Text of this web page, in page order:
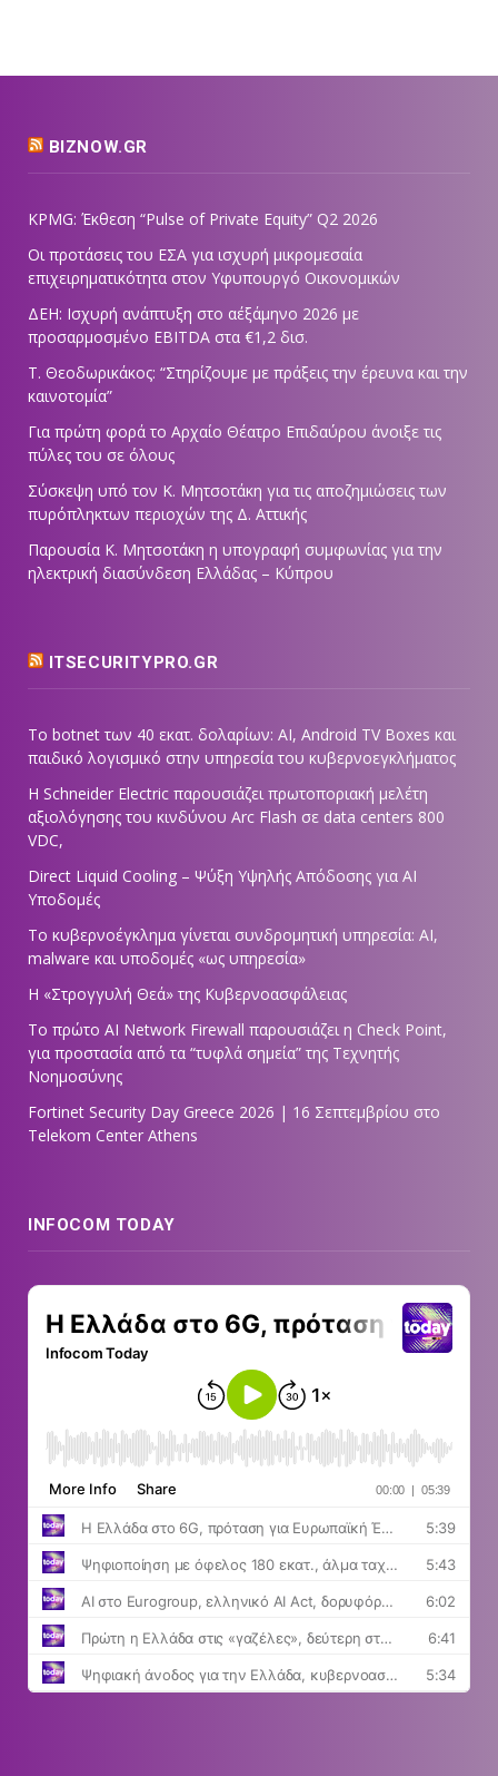
BIZNOW.GR
KPMG: Έκθεση “Pulse of Private Equity” Q2 2026
Οι προτάσεις του ΕΣΑ για ισχυρή μικρομεσαία
επιχειρηματικότητα στον Υφυπουργό Οικονομικών
ΔΕΗ: Ισχυρή ανάπτυξη στο α΄εξάμηνο 2026 με
προσαρμοσμένο EBITDA στα €1,2 δισ.
Τ. Θεοδωρικάκος: “Στηρίζουμε με πράξεις την έρευνα και την
καινοτομία”
Για πρώτη φορά το Αρχαίο Θέατρο Επιδαύρου άνοιξε τις
πύλες του σε όλους
Σύσκεψη υπό τον Κ. Μητσοτάκη για τις αποζημιώσεις των
πυρόπληκτων περιοχών της Δ. Αττικής
Παρουσία Κ. Μητσοτάκη η υπογραφή συμφωνίας για την
ηλεκτρική διασύνδεση Ελλάδας – Κύπρου
ITSECURITYPRO.GR
Το botnet των 40 εκατ. δολαρίων: AI, Android TV Boxes και
παιδικό λογισμικό στην υπηρεσία του κυβερνοεγκλήματος
Η Schneider Electric παρουσιάζει πρωτοποριακή μελέτη
αξιολόγησης του κινδύνου Arc Flash σε data centers 800
VDC,
Direct Liquid Cooling – Ψύξη Υψηλής Απόδοσης για AI
Υποδομές
Το κυβερνοέγκλημα γίνεται συνδρομητική υπηρεσία: AI,
malware και υποδομές «ως υπηρεσία»
Η «Στρογγυλή Θεά» της Κυβερνοασφάλειας
Tο πρώτο AI Network Firewall παρουσιάζει η Check Point,
για προστασία από τα “τυφλά σημεία” της Τεχνητής
Νοημοσύνης
Fortinet Security Day Greece 2026 | 16 Σεπτεμβρίου στο
Telekom Center Athens
INFOCOM TODAY